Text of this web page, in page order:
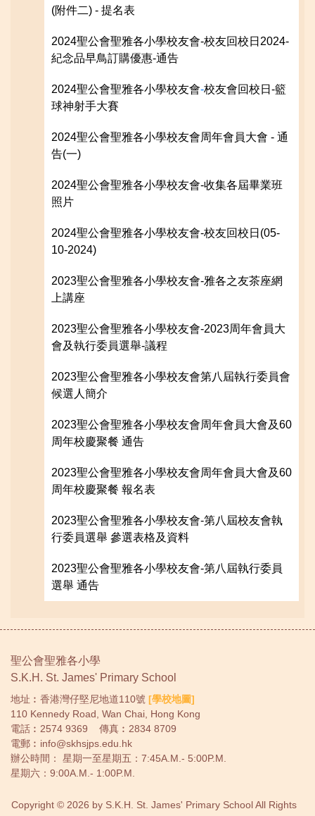
(附件二) - 提名表
2024聖公會聖雅各小學校友會-校友回校日2024-
紀念品早鳥訂購優惠-通告
2024聖公會聖雅各小學校友會-校友會回校日-籃
球神射手大賽
2024聖公會聖雅各小學校友會周年會員大會 - 通
告(一)
2024聖公會聖雅各小學校友會-收集各屆畢業班
照片
2024聖公會聖雅各小學校友會-校友回校日(05-
10-2024)
2023聖公會聖雅各小學校友會-雅各之友茶座網
上講座
2023聖公會聖雅各小學校友會-2023周年會員大
會及執行委員選舉-議程
2023聖公會聖雅各小學校友會第八屆執行委員會
候選人簡介
2023聖公會聖雅各小學校友會周年會員大會及60
周年校慶聚餐 通告
2023聖公會聖雅各小學校友會周年會員大會及60
周年校慶聚餐 報名表
2023聖公會聖雅各小學校友會-第八屆校友會執
行委員選舉 參選表格及資料
2023聖公會聖雅各小學校友會-第八屆執行委員
選舉 通告
聖公會聖雅各小學
S.K.H. St. James' Primary School
地址︰香港灣仔堅尼地道110號 [學校地圖]
110 Kennedy Road, Wan Chai, Hong Kong
電話︰ 2574 9369 傳真︰2834 8709
電郵︰ info@skhsjps.edu.hk
辦公時間： 星期一至星期五：7:45A.M.- 5:00P.M.
星期六：9:00A.M.- 1:00P.M.
Copyright © 2026 by S.K.H. St. James' Primary School All Rights